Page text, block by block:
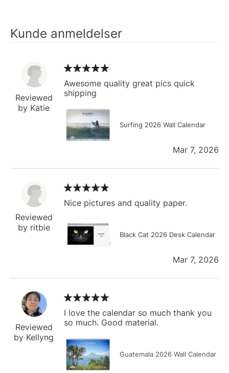
Kunde anmeldelser
Reviewed
by Katie
Awesome quality great pics quick
shipping
Surfing 2026 Wall Calendar
Mar 7, 2026
Reviewed
by ritbie
Nice pictures and quality paper.
Black Cat 2026 Desk Calendar
Mar 7, 2026
Reviewed
by Kellyng
I love the calendar so much thank you
so much. Good material.
Guatemala 2026 Wall Calendar